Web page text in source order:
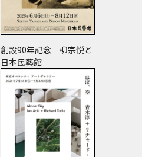
創設90年記念 柳宗悦と
日本民藝館